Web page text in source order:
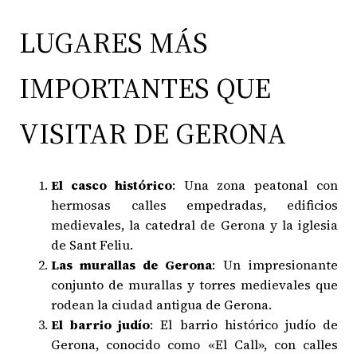
LUGARES MÁS
IMPORTANTES QUE
VISITAR DE GERONA
El casco histórico: Una zona peatonal con
hermosas calles empedradas, edificios
medievales, la catedral de Gerona y la iglesia
de Sant Feliu.
Las murallas de Gerona: Un impresionante
conjunto de murallas y torres medievales que
rodean la ciudad antigua de Gerona.
El barrio judío: El barrio histórico judío de
Gerona, conocido como «El Call», con calles